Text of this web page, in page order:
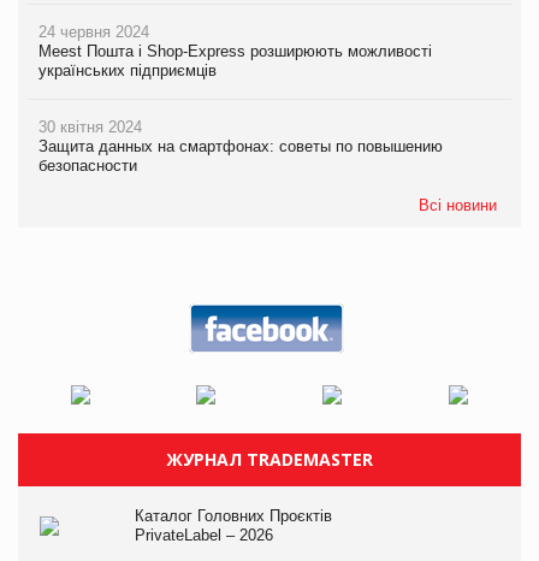
24 червня 2024
Meest Пошта і Shop-Express розширюють можливості
українських підприємців
30 квітня 2024
Защита данных на смартфонах: советы по повышению
безопасности
Всі новини
ЖУРНАЛ TRADEMASTER
Каталог Головних Проєктів
PrivateLabel – 2026